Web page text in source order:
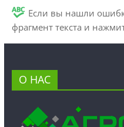
Если вы нашли
фрагмент текста и
О НАС